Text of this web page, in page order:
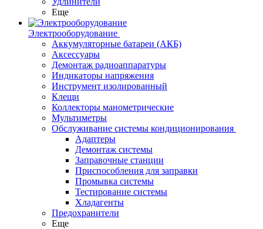
Еще
Электрооборудование
Аккумуляторные батареи (АКБ)
Аксессуары
Демонтаж радиоаппаратуры
Индикаторы напряжения
Инструмент изолированный
Клещи
Коллекторы манометрические
Мультиметры
Обслуживание системы кондиционирования
Адаптеры
Демонтаж системы
Заправочные станции
Приспособления для заправки
Промывка системы
Тестирование системы
Хладагенты
Предохранители
Еще